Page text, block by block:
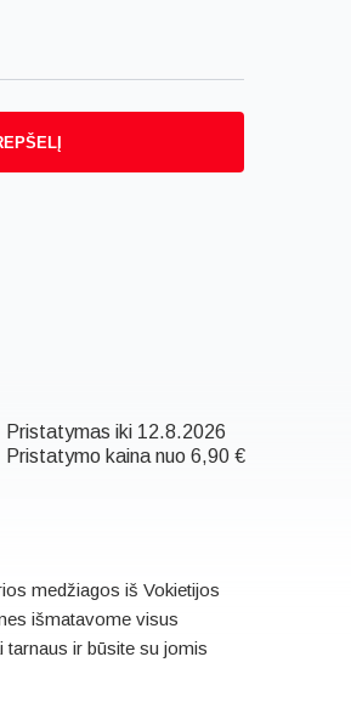
Pristatymas iki 12.8.2026
Pristatymo kaina nuo 6,90 €
medžiagos iš Vokietijos
išmatavome visus
tarnaus ir būsite su jomis